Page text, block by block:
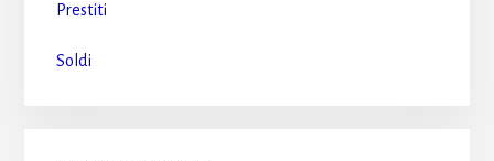
Prestiti
Soldi